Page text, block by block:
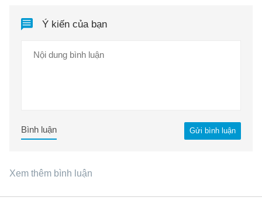
Ý kiến của bạn
Gửi bình luận
Bình luận
Xem thêm bình luận